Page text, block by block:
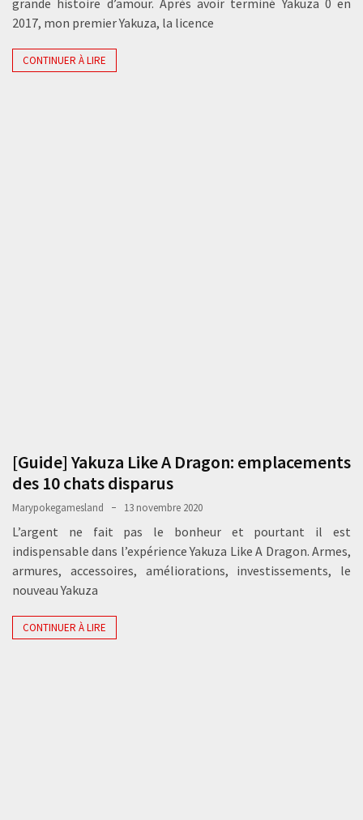
2017, mon premier Yakuza, la licence
CONTINUER À LIRE
[Guide] Yakuza Like A Dragon: emplacements
des 10 chats disparus
Marypokegamesland 13 novembre 2020
L’argent ne fait pas le bonheur et pourtant il est
indispensable dans l’expérience Yakuza Like A Dragon. Armes,
armures, accessoires, améliorations, investissements, le
nouveau Yakuza
CONTINUER À LIRE